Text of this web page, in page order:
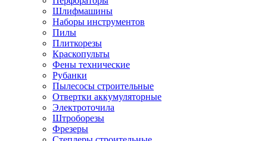
Автозвук
Автомагнитолы
Колонки
Усилители
Модуляторы fm
Аксессуары
Электроника
Видеорегистраторы
Радар-детекторы
Парковочные радары
Навигаторы и аксессуары
Шлифмашины
Наборы инструментов
Пилы
Плиткорезы
Краскопульты
Фены технические
Рубанки
Пылесосы строительные
Отвертки аккумуляторные
Электроточила
Штроборезы
Фрезеры